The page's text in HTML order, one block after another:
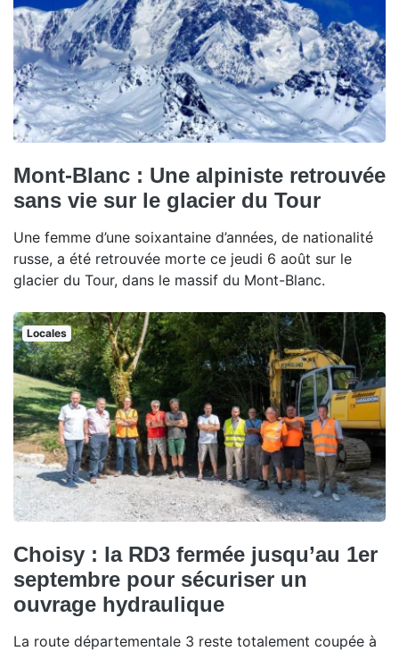
Mont-Blanc : Une alpiniste retrouvée
sans vie sur le glacier du Tour
Une femme d’une soixantaine d’années, de nationalité
russe, a été retrouvée morte ce jeudi 6 août sur le
glacier du Tour, dans le massif du Mont-Blanc.
Locales
Choisy : la RD3 fermée jusqu’au 1er
septembre pour sécuriser un
ouvrage hydraulique
La route départementale 3 reste totalement coupée à